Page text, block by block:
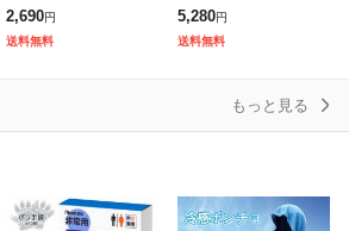
221 ユニバーサル・ペ
ーパー ティッシュ ティ
ッシュペーパー 箱なし
2,690円
送料無料
まとめ買い ティッシュ
ソフトパック 90個 5パ
ック×18個 300枚 ソフ
5,280円
送料無料
もっと見る